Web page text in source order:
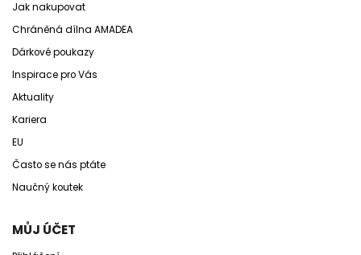
Jak nakupovat
Chráněná dílna AMADEA
Dárkové poukazy
Inspirace pro Vás
Aktuality
Kariera
EU
Často se nás ptáte
Naučný koutek
MŮJ ÚČET